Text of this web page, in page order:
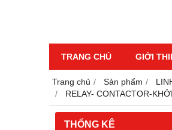
TRANG CHỦ GIỚI
Trang chủ Sản phẩm
RELAY- CONTACTOR-
THỐNG KÊ